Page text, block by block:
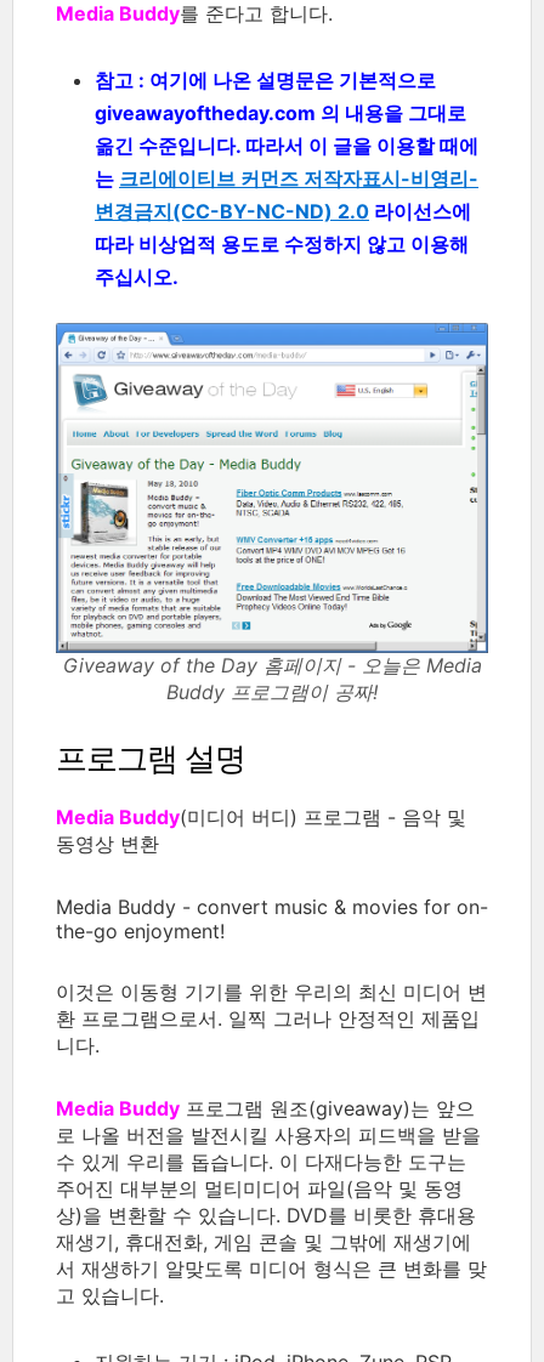
Media Buddy를 준다고 합니다.
참고 : 여기에 나온 설명문은 기본적으로
giveawayoftheday.com 의 내용을 그대로
옮긴 수준입니다. 따라서 이 글을 이용할 때에
는 크리에이티브 커먼즈 저작자표시-비영리-
변경금지(CC-BY-NC-ND) 2.0 라이선스에
따라 비상업적 용도로 수정하지 않고 이용해
주십시오.
Giveaway of the Day 홈페이지 - 오늘은 Media
Buddy 프로그램이 공짜!
프로그램 설명
Media Buddy(미디어 버디) 프로그램 - 음악 및
동영상 변환
Media Buddy - convert music & movies for on-
the-go enjoyment!
이것은 이동형 기기를 위한 우리의 최신 미디어 변
환 프로그램으로서. 일찍 그러나 안정적인 제품입
니다.
Media Buddy 프로그램 원조(giveaway)는 앞으
로 나올 버전을 발전시킬 사용자의 피드백을 받을
수 있게 우리를 돕습니다. 이 다재다능한 도구는
주어진 대부분의 멀티미디어 파일(음악 및 동영
상)을 변환할 수 있습니다. DVD를 비롯한 휴대용
재생기, 휴대전화, 게임 콘솔 및 그밖에 재생기에
서 재생하기 알맞도록 미디어 형식은 큰 변화를 맞
고 있습니다.